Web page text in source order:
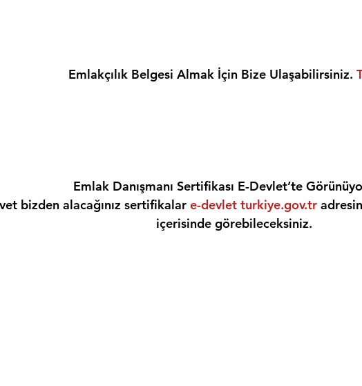
Emlakçılık Belgesi Almak İçin Bize Ulaşabilirsiniz.
Emlak Danışmanı Sertifikası E-Devlet’te
bizden alacağınız sertifikalar e-devlet turkiye.gov.tr
içerisinde görebileceksiniz.